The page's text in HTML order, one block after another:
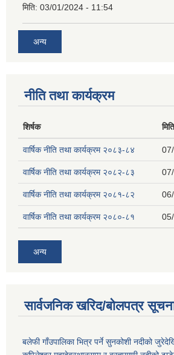
मिति: 03/01/2024 - 11:54
अन्य
नीति तथा कार्यक्रम
शिर्षक मिति
वार्षिक नीति तथा कार्यक्रम २०८३-८४
वार्षिक नीति तथा कार्यक्रम २०८२-८३
वार्षिक नीति तथा कार्यक्रम २०८१-८२
वार्षिक नीति तथा कार्यक्रम २०८०-८१
अन्य
सार्वजनिक खरिद/बोलपत्र
बलेफी गाँउपालिका भित्र पर्ने सुनकोशी नदीको